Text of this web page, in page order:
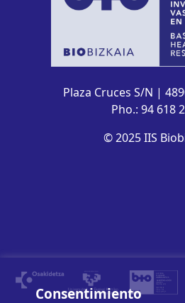
Plaza Cruces S/N |
Pho.: 94 618
© 2025 IIS
Consentimiento